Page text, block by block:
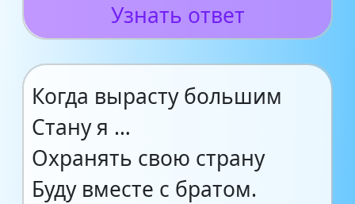
Узнать ответ
Когда вырасту большим
Стану я …
Охранять свою страну
Буду вместе с братом.